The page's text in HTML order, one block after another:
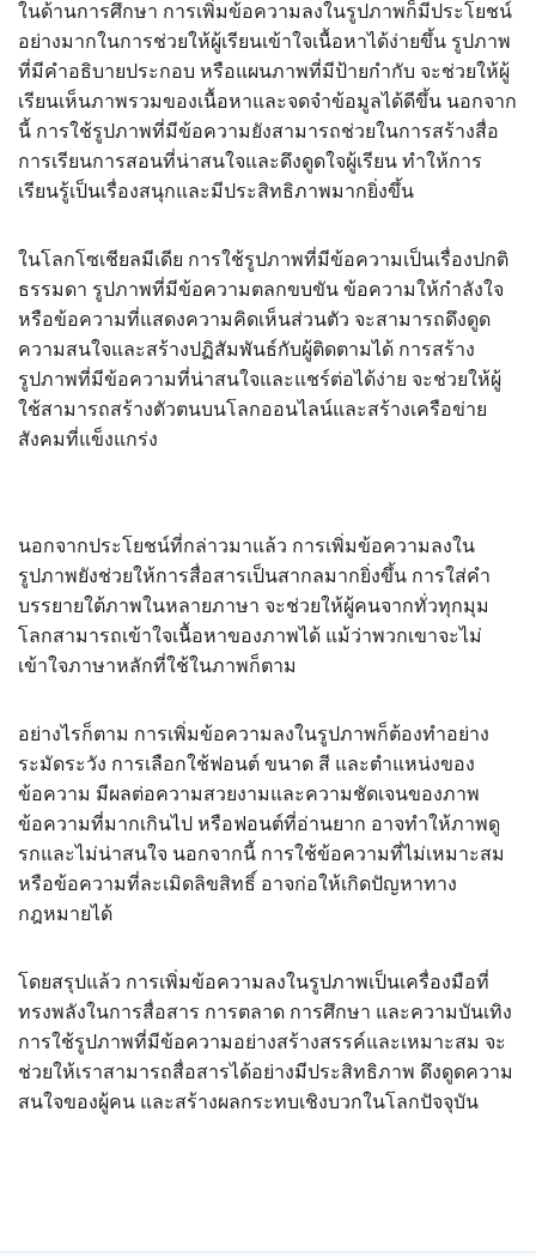
ในด้านการศึกษา การเพิ่มข้อความลงในรูปภาพก็มีประโยชน์
อย่างมากในการช่วยให้ผู้เรียนเข้าใจเนื้อหาได้ง่ายขึ้น รูปภาพ
ที่มีคำอธิบายประกอบ หรือแผนภาพที่มีป้ายกำกับ จะช่วยให้ผู้
เรียนเห็นภาพรวมของเนื้อหาและจดจำข้อมูลได้ดีขึ้น นอกจาก
นี้ การใช้รูปภาพที่มีข้อความยังสามารถช่วยในการสร้างสื่อ
การเรียนการสอนที่น่าสนใจและดึงดูดใจผู้เรียน ทำให้การ
เรียนรู้เป็นเรื่องสนุกและมีประสิทธิภาพมากยิ่งขึ้น
ในโลกโซเชียลมีเดีย การใช้รูปภาพที่มีข้อความเป็นเรื่องปกติ
ธรรมดา รูปภาพที่มีข้อความตลกขบขัน ข้อความให้กำลังใจ
หรือข้อความที่แสดงความคิดเห็นส่วนตัว จะสามารถดึงดูด
ความสนใจและสร้างปฏิสัมพันธ์กับผู้ติดตามได้ การสร้าง
รูปภาพที่มีข้อความที่น่าสนใจและแชร์ต่อได้ง่าย จะช่วยให้ผู้
ใช้สามารถสร้างตัวตนบนโลกออนไลน์และสร้างเครือข่าย
สังคมที่แข็งแกร่ง
นอกจากประโยชน์ที่กล่าวมาแล้ว การเพิ่มข้อความลงใน
รูปภาพยังช่วยให้การสื่อสารเป็นสากลมากยิ่งขึ้น การใส่คำ
บรรยายใต้ภาพในหลายภาษา จะช่วยให้ผู้คนจากทั่วทุกมุม
โลกสามารถเข้าใจเนื้อหาของภาพได้ แม้ว่าพวกเขาจะไม่
เข้าใจภาษาหลักที่ใช้ในภาพก็ตาม
อย่างไรก็ตาม การเพิ่มข้อความลงในรูปภาพก็ต้องทำอย่าง
ระมัดระวัง การเลือกใช้ฟอนต์ ขนาด สี และตำแหน่งของ
ข้อความ มีผลต่อความสวยงามและความชัดเจนของภาพ
ข้อความที่มากเกินไป หรือฟอนต์ที่อ่านยาก อาจทำให้ภาพดู
รกและไม่น่าสนใจ นอกจากนี้ การใช้ข้อความที่ไม่เหมาะสม
หรือข้อความที่ละเมิดลิขสิทธิ์ อาจก่อให้เกิดปัญหาทาง
กฎหมายได้
โดยสรุปแล้ว การเพิ่มข้อความลงในรูปภาพเป็นเครื่องมือที่
ทรงพลังในการสื่อสาร การตลาด การศึกษา และความบันเทิง
การใช้รูปภาพที่มีข้อความอย่างสร้างสรรค์และเหมาะสม จะ
ช่วยให้เราสามารถสื่อสารได้อย่างมีประสิทธิภาพ ดึงดูดความ
สนใจของผู้คน และสร้างผลกระทบเชิงบวกในโลกปัจจุบัน